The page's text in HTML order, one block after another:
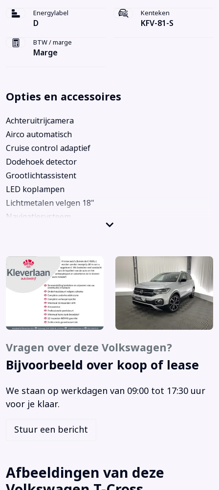
Energylabel
D
Kenteken
KFV-81-S
BTW / marge
Marge
Opties en accessoires
Achteruitrijcamera
Airco automatisch
Cruise control adaptief
Dodehoek detector
Grootlichtassistent
LED koplampen
Lichtmetalen velgen 18"
Navigatiesysteem
Parkeersensoren voor en achter
Sportstoelen
Uitparkeer waarschuwing
Volledig digitaal instrumentenpaneel
Voorstoelen verwarmd
Achterbank in delen neerklapbaar
Achterbank verstelbaar
Airbag(s) hoofd voor
Airbag(s) side voor
Airbag passagier
Alarm klasse 1(startblokkering)
Anti doorSlip Regeling
Bandenspanningscontrolesysteem
Vragen over deze Volkswagen?
Bijvoorbeeld over koop of lease
We staan op werkdagen van 09:00 tot 17:30 uur
voor je klaar.
Stuur een bericht
Afbeeldingen van deze